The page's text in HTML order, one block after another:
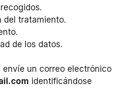
del tratamiento.
de los datos.
envíe un correo electrónico
identificándose